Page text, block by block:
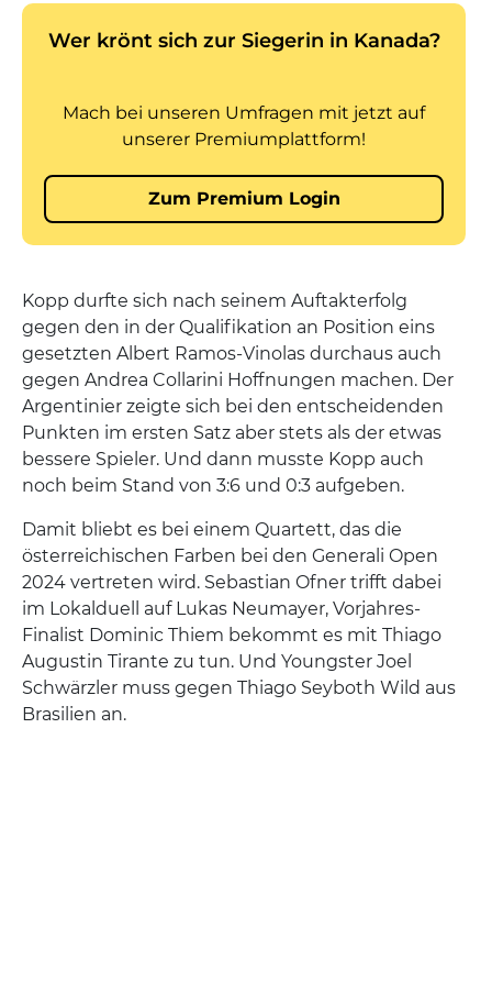
Kopp durfte sich nach seinem Auftakterfolg
gegen den in der Qualifikation an Position eins
gesetzten Albert Ramos-Vinolas durchaus auch
gegen Andrea Collarini Hoffnungen machen. Der
Argentinier zeigte sich bei den entscheidenden
Punkten im ersten Satz aber stets als der etwas
bessere Spieler. Und dann musste Kopp auch
noch beim Stand von 3:6 und 0:3 aufgeben.
Damit bliebt es bei einem Quartett, das die
österreichischen Farben bei den Generali Open
2024 vertreten wird. Sebastian Ofner trifft dabei
im Lokalduell auf Lukas Neumayer, Vorjahres-
Finalist Dominic Thiem bekommt es mit Thiago
Augustin Tirante zu tun. Und Youngster Joel
Schwärzler muss gegen Thiago Seyboth Wild aus
Brasilien an.